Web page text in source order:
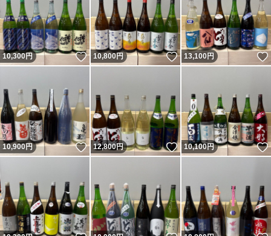
10,300円 いいね！
10,800円 いいね！
13,100円
10,900円 いいね！
12,800円 いいね！
10,100円